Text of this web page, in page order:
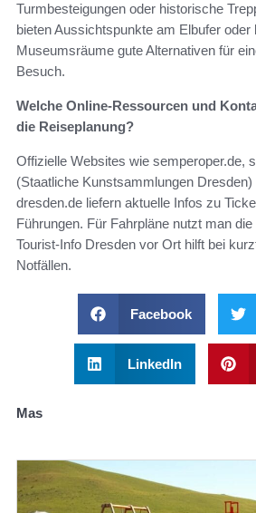
Turmbesteigungen oder historische
bieten Aussichtspunkte am Elbufer oder
Museumsräume gute Alternativen für
Besuch.
Welche Online-Ressourcen und
die Reiseplanung?
Offizielle Websites wie semperoper.de,
(Staatliche Kunstsammlungen
dresden.de liefern aktuelle Infos zu
Führungen. Für Fahrpläne nutzt man
Tourist-Info Dresden vor Ort hilft bei
Notfällen.
Facebook
LinkedIn
Mas